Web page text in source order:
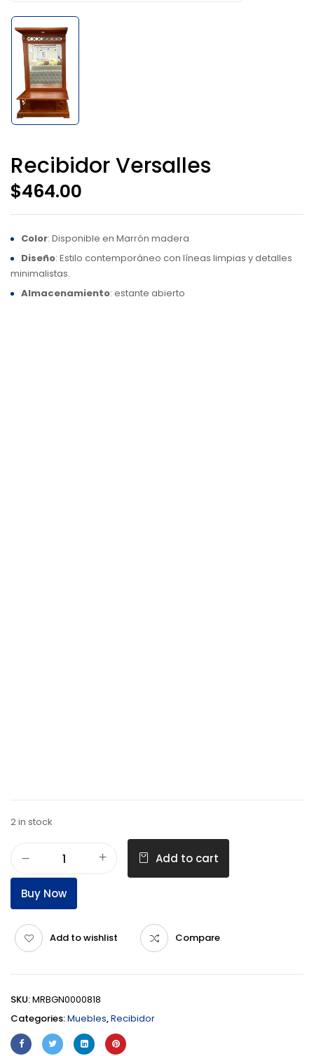
Recibidor Versalles
$464.00
Color: Disponible en Marrón madera
Diseño: Estilo contemporáneo con líneas limpias y detalles
minimalistas.
Almacenamiento: estante abierto
2 in stock
Add to cart
Buy Now
Add to wishlist Compare
SKU:MRBGN0000818
Categories:Muebles,Recibidor